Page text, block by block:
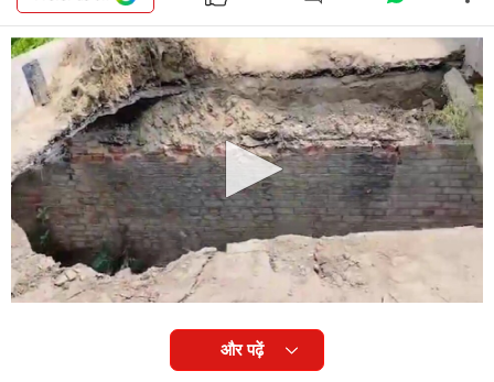
बिहार में बेतिया के मझौलिया प्रखंड स्थित लालसरैया में धनौती
नदी पर बना 35 साल पुराना गोडा पुल सोमवार को अचानक
ध्वस्त हो गया. पुल का करीब 10 फीट हिस्सा टूटकर नदी में
समा गया, जिससे बखरिया चौक एनएच-727 से लालसरैया
होते हुए करमवा एवं पूर्वी चंपारण को जोड़ने वाला महत्वपूर्ण
मार्ग पूरी तरह बाधित हो गया. घटना के बाद क्षेत्र में अफरा-
तफरी का माहौल है और ग्रामीणों में प्रशासन के प्रति नाराजगी
देखी जा रही है.
और पढ़ें